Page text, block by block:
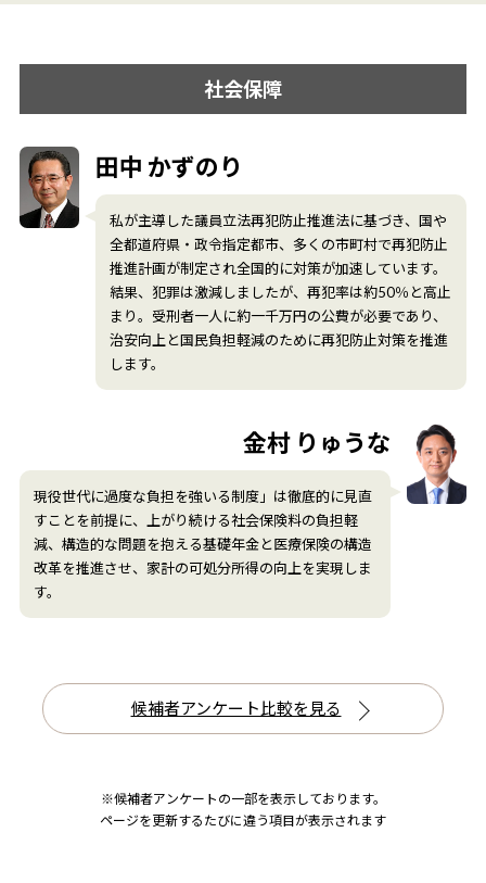
社会保障
田中 かずのり
私が主導した議員立法再犯防止推進法に基づき、国や
全都道府県・政令指定都市、多くの市町村で再犯防止
推進計画が制定され全国的に対策が加速しています。
結果、犯罪は激減しましたが、再犯率は約50％と高止
まり。受刑者一人に約一千万円の公費が必要であり、
治安向上と国民負担軽減のために再犯防止対策を推進
します。
金村 りゅうな
現役世代に過度な負担を強いる制度」は徹底的に見直
すことを前提に、上がり続ける社会保険料の負担軽
減、構造的な問題を抱える基礎年金と医療保険の構造
改革を推進させ、家計の可処分所得の向上を実現しま
す。
候補者アンケート比較を見る
※候補者アンケートの一部を表示しております。
ページを更新するたびに違う項目が表示されます